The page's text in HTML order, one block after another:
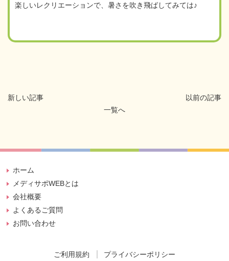
楽しいレクリエーションで、暑さを吹き飛ばしてみては♪
新しい記事
以前の記事
一覧へ
ホーム
メディサポWEBとは
会社概要
よくあるご質問
お問い合わせ
ご利用規約 プライバシーポリシー